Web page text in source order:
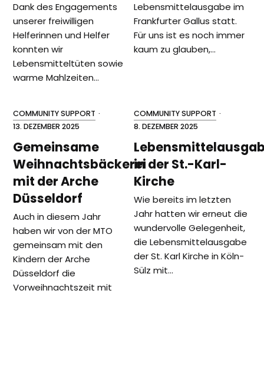
Dank des Engagements
unserer freiwilligen
Helferinnen und Helfer
konnten wir
Lebensmitteltüten sowie
warme Mahlzeiten…
Lebensmittelausgabe im
Frankfurter Gallus statt.
Für uns ist es noch immer
kaum zu glauben,…
COMMUNITY SUPPORT ·
13. DEZEMBER 2025
Gemeinsame
Weihnachtsbäckerei
mit der Arche
Düsseldorf
Auch in diesem Jahr
haben wir von der MTO
gemeinsam mit den
Kindern der Arche
Düsseldorf die
Vorweihnachtszeit mit
COMMUNITY SUPPORT ·
8. DEZEMBER 2025
in der St.-Karl-
Kirche
Wie bereits im letzten
Jahr hatten wir erneut die
wundervolle Gelegenheit,
die Lebensmittelausgabe
der St. Karl Kirche in Köln-
Sülz mit…